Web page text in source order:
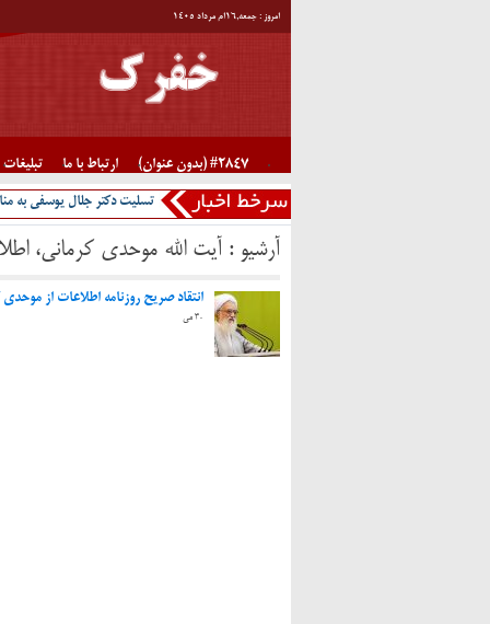
امروز : جمعه,۱۶ام مرداد ۱۴۰۵
#2847 (بدون عنوان) ارتباط با ما تبلیغات
تسلیت دکتر جلال یوسفی به
آرشیو : آیت الله موحدی کرمانی،
انتقاد صریح روزنامه اطلاعات از موحدی
30 می